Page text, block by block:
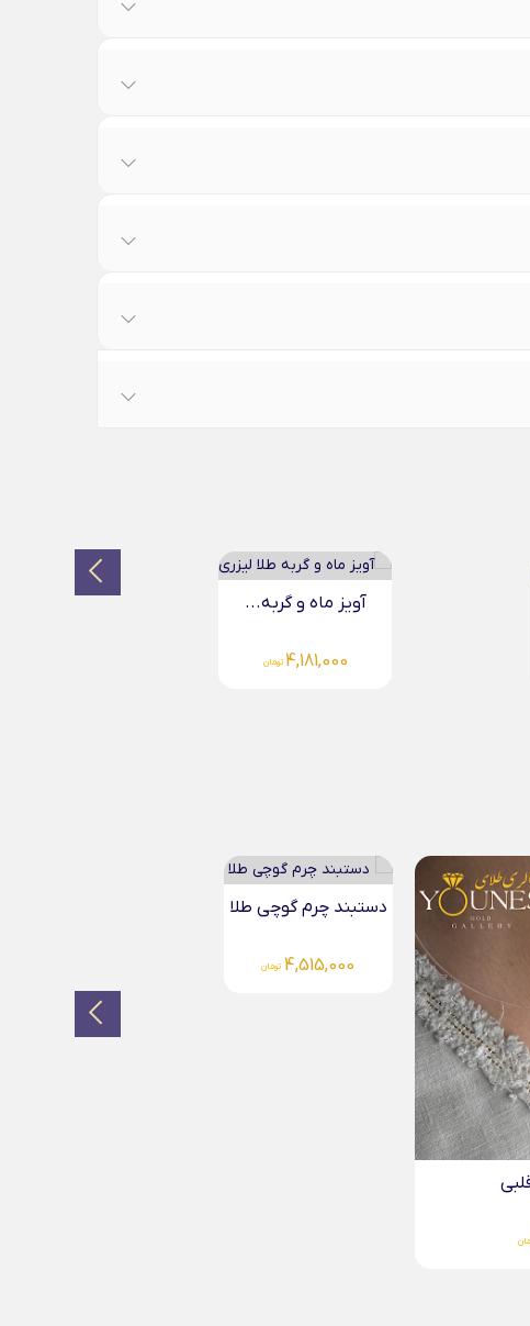
آویز ماه و گربه...
4,181,000 تومان
دستبند چرم گوچی طلا
4,515,000 تومان